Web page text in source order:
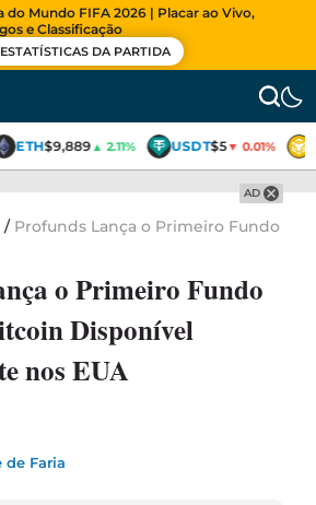
do Mundo FIFA 2026 | Placar ao Vivo,
e Classificação
DA PARTIDA
ETH$9,889▲ 2.11% USDT$5▼ 0.01%
AD
/ Profunds Lança o Primeiro Fundo
o Primeiro Fundo
Disponível
nos EUA
de Faria